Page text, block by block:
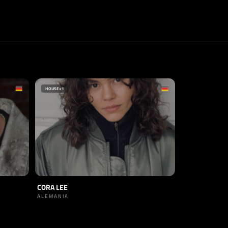
HOUSE+1
CORA LEE
ALEMANIA